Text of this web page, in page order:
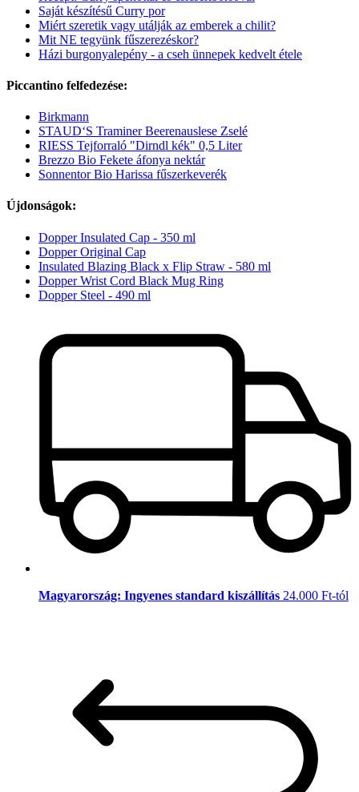
Saját készítésű Curry por
Miért szeretik vagy utálják az emberek a chilit?
Mit NE tegyünk fűszerezéskor?
Házi burgonyalepény - a cseh ünnepek kedvelt étele
Piccantino felfedezése:
Birkmann
STAUD‘S Traminer Beerenauslese Zselé
RIESS Tejforraló "Dirndl kék" 0,5 Liter
Brezzo Bio Fekete áfonya nektár
Sonnentor Bio Harissa fűszerkeverék
Újdonságok:
Dopper Insulated Cap - 350 ml
Dopper Original Cap
Insulated Blazing Black x Flip Straw - 580 ml
Dopper Wrist Cord Black Mug Ring
Dopper Steel - 490 ml
Magyarország: Ingyenes standard kiszállítás 24.000 Ft-tól